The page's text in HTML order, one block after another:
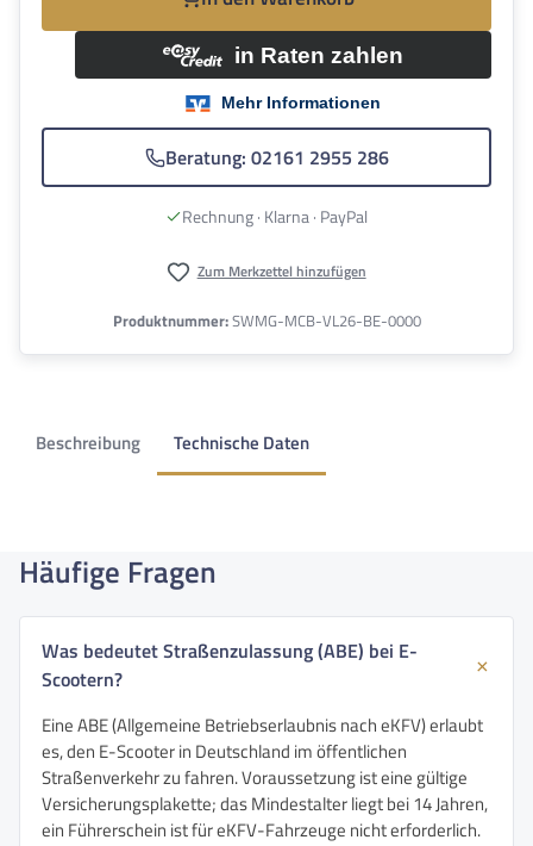
Beratung: 02161 2955 286
Rechnung · Klarna · PayPal
Zum Merkzettel hinzufügen
Produktnummer:SWMG-MCB-VL26-BE-0000
Beschreibung Technische Daten
Häufige Fragen
Was bedeutet Straßenzulassung (ABE) bei E-
Scootern?
Eine ABE (Allgemeine Betriebserlaubnis nach eKFV) erlaubt
es, den E-Scooter in Deutschland im öffentlichen
Straßenverkehr zu fahren. Voraussetzung ist eine gültige
Versicherungsplakette; das Mindestalter liegt bei 14 Jahren,
ein Führerschein ist für eKFV-Fahrzeuge nicht erforderlich.